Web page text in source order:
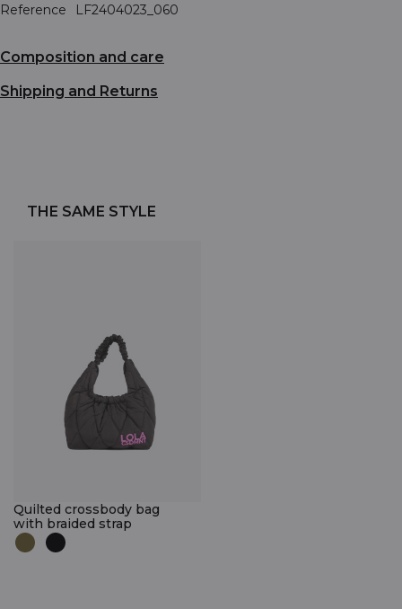
Reference
LF2404023_060
Composition and care
Shipping and Returns
THE SAME STYLE
Quilted crossbody bag
with braided strap